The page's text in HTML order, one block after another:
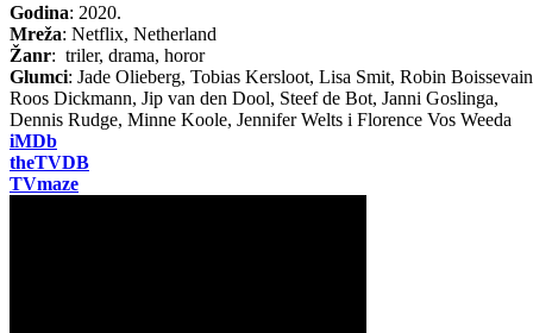
Godina: 2020.
Mreža: Netflix, Netherland
Žanr: triler, drama, horor
Glumci: Jade Olieberg, Tobias Kersloot, Lisa Smit, Robin
Roos Dickmann, Jip van den Dool, Steef de Bot, Janni Goslinga,
Dennis Rudge, Minne Koole, Jennifer Welts i Florence Vos Weeda
iMDb
theTVDB
TVmaze